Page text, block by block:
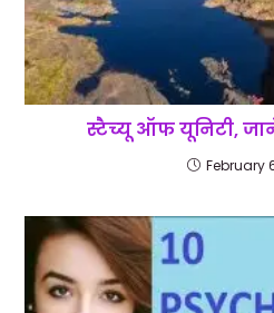
स्‍टैच्‍यू ऑफ यूनिटी,
February